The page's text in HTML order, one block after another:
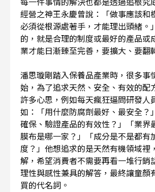
經營之神王永慶曾說：「做事應該和
必須從根源處著手，才能理出頭緒。
的，就是合理的制度或最好的產品或
業才能日漸臻至完善，要擴大、要翻
潘思璇剛踏入保養品產業時，很多事
始，為了追求天然、安全、有效的配
許多心思，例如每天瘋狂逼問研發人
如：「用什麼防腐劑最好、最安全？
確保、驗證產品的有效性？」「業界
膜布是哪一家？」「成分是不是都有
度？」他想追求的是天然有機領域裡
解，希望消費者不需要再看一堆行銷
理性與感性兼具的解答，最終讓童顏
買的代名詞。